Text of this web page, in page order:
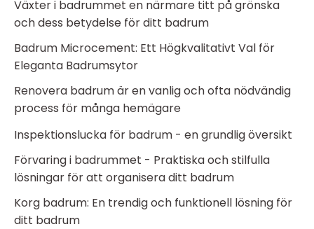
Växter i badrummet en närmare titt på grönska
och dess betydelse för ditt badrum
Badrum Microcement: Ett Högkvalitativt Val för
Eleganta Badrumsytor
Renovera badrum är en vanlig och ofta nödvändig
process för många hemägare
Inspektionslucka för badrum - en grundlig översikt
Förvaring i badrummet - Praktiska och stilfulla
lösningar för att organisera ditt badrum
Korg badrum: En trendig och funktionell lösning för
ditt badrum